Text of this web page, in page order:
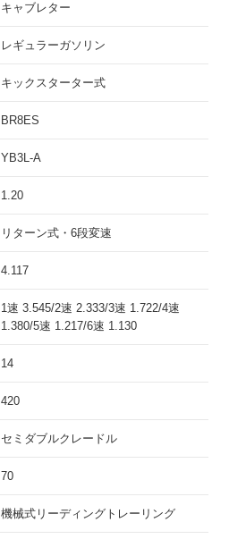
キャブレター
レギュラーガソリン
キックスターター式
BR8ES
YB3L-A
1.20
リターン式・6段変速
4.117
1速 3.545/2速 2.333/3速 1.722/4速
1.380/5速 1.217/6速 1.130
14
420
セミダブルクレードル
70
機械式リーディングトレーリング